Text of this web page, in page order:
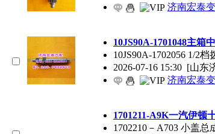
济南宏泰
10JS90A-1701048主箱
10JS90A-1702056 1/2档
2026-07-16 15:30 [山东
济南宏泰
1701211-A9K一汽伊顿
1702210－A703 小盖总